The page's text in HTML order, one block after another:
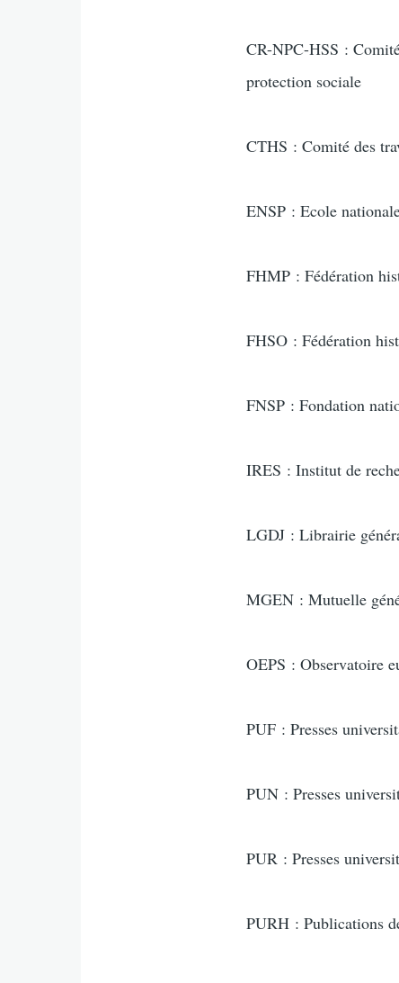
CR-NPC-HSS :
protection sociale
CTHS : Comité des
ENSP : Ecole
FHMP : Fédération
FHSO : Fédération
FNSP : Fondation
IRES : Institut de
LGDJ : Librairie
MGEN : Mutuelle
OEPS : Observatoire
PUF : Presses
PUN : Presses
PUR : Presses
PURH : Publications